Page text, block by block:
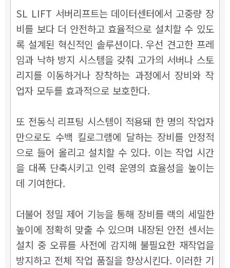
SL LIFT 서버리프트는 데이터센터에서 고중량 장
비를 보다 더 안전하고 효율적으로 설치할 수 있도
록 설계된 혁신적인 솔루션이다. 우선 견고한 프레
임과 낙하 방지 시스템을 갖춰 고가의 서버나 스토
리지를 이동하거나 장착하는 과정에서 장비와 작
업자 모두를 효과적으로 보호한다.
또 전동식 리프팅 시스템이 적용돼 한 명의 작업자
만으로도 수백 킬로그램에 달하는 장비를 안정적
으로 들어 올리고 설치할 수 있다. 이는 작업 시간
을 대폭 단축시키고 인력 운영의 효율성을 높이는
데 기여한다.
더불어 정밀 제어 기능을 통해 장비를 랙의 세밀한
높이에 정확히 맞출 수 있으며 내장된 안전 센서는
설치 중 오류를 사전에 감지해 불필요한 재작업을
방지하고 전체 작업 품질을 향상시킨다. 이러한 기